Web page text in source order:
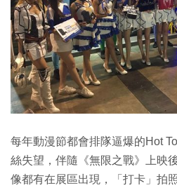
每年動漫節都會排隊逼爆的Hot
絲失望，伴隨《無限之戰》上映
像都有在展區出現，「打卡」拍